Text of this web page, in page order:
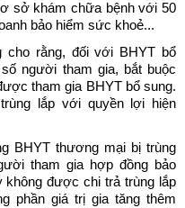
sở khám chữa bệnh với 50
bảo hiểm sức khoẻ...
cho rằng, đối với BHYT bổ
người tham gia, bắt buộc
tham gia BHYT bổ sung.
lắp với quyền lợi hiện
BHYT thương mại bị trùng
tham gia hợp đồng bảo
không được chi trả trùng lắp
phần giá trị gia tăng thêm